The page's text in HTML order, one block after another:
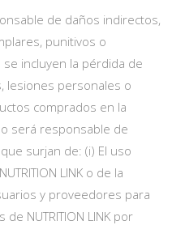
de daños indirectos,
punitivos o
incluyen la pérdida de
lesiones personales o
comprados en la
será responsable de
surjan de: (i) El uso
LINK o de la
y proveedores para
NUTRITION LINK por